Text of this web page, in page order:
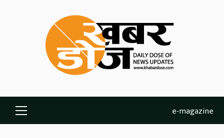
Primary
Menu
e-magazine